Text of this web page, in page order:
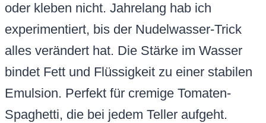
oder kleben nicht. Jahrelang hab ich
experimentiert, bis der Nudelwasser-Trick
alles verändert hat. Die Stärke im Wasser
bindet Fett und Flüssigkeit zu einer stabilen
Emulsion. Perfekt für cremige Tomaten-
Spaghetti, die bei jedem Teller aufgeht.